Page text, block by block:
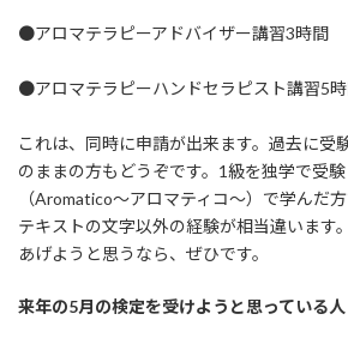
●アロマテラピーアドバイザー講習3時間
●アロマテラピーハンドセラピスト講習5
これは、同時に申請が出来ます。過去に受
のままの方もどうぞです。1級を独学で受
（Aromatico～アロマティコ～）で学んだ
テキストの文字以外の経験が相当違います
あげようと思うなら、ぜひです。
来年の5月の検定を受けようと思っている人